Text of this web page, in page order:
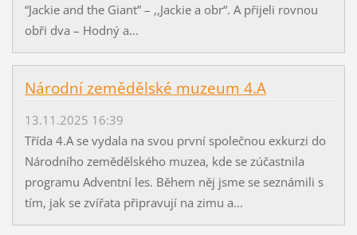
“Jackie and the Giant” – ,,Jackie a obr“. A přijeli rovnou
obři dva – Hodný a...
Národní zemědělské muzeum 4.A
13.11.2025 16:39
Třída 4.A se vydala na svou první společnou exkurzi do
Národního zemědělského muzea, kde se zúčastnila
programu Adventní les. Během něj jsme se seznámili s
tím, jak se zvířata připravují na zimu a...